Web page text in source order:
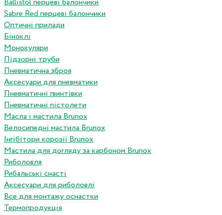
Ballistol перцеві балончики
Sabre Red перцеві балончики
Оптичні прилади
Біноклі
Монокуляри
Підзорні труби
Пневматична зброя
Аксесуари для пневматики
Пневматичні гвинтівки
Пневматичні пістолети
Масла і мастила Brunox
Велосипедні мастила Brunox
Інгібітори корозії Brunox
Мастила для догляду за карбоном Brunox
Риболовля
Рибальські снасті
Аксесуари для риболовлі
Все для монтажу оснастки
Термопродукція